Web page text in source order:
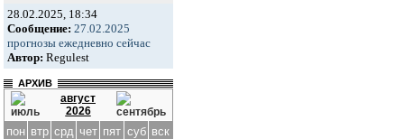
28.02.2025, 18:34
Сообщение: 27.02.2025
прогнозы ежедневно сейчас
Автор: Regulest
АРХИВ
август
2026
пон втр срд чет пят суб вск